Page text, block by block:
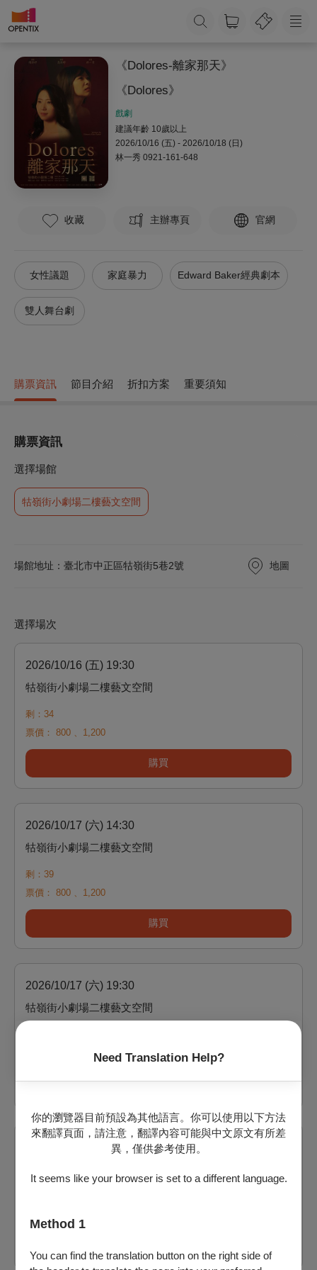
Need Translation Help?
你的瀏覽器目前預設為其他語言。你可以使用以下方法
來翻譯頁面，請注意，翻譯內容可能與中文原文有所差
異，僅供參考使用。
It seems like your browser is set to a different language.
Method 1
You can find the translation button on the right side of
《Dolores-離家那天》
《Dolores》
戲劇
建議年齡 10歲以上
2026/10/16 (五) - 2026/10/18 (日)
林一秀 0921-161-648
收藏 主辦專頁 官網
女性議題 家庭暴力 Edward Baker經典劇本
雙人舞台劇
購票資訊 節目介紹 折扣方案 重要須知
購票資訊
選擇場館
牯嶺街小劇場二樓藝文空間
場館地址：臺北市中正區牯嶺街5巷2號 地圖
選擇場次
2026/10/16 (五) 19:30
牯嶺街小劇場二樓藝文空間
剩：34
票價：
800 1,200
購買
2026/10/17 (六) 14:30
牯嶺街小劇場二樓藝文空間
剩：39
票價：
800 1,200
購買
2026/10/17 (六) 19:30
牯嶺街小劇場二樓藝文空間
1,200
購買
2026/10/18 (日) 14:30